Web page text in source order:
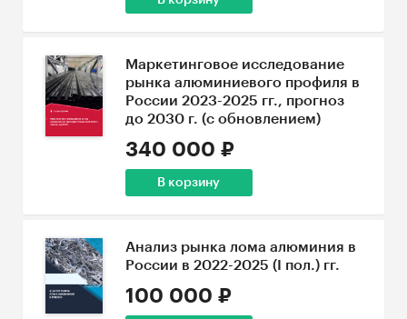
Маркетинговое исследование
рынка алюминиевого профиля в
России 2023-2025 гг., прогноз
до 2030 г. (с обновлением)
340 000 ₽
В корзину
Анализ рынка лома алюминия в
России в 2022-2025 (I пол.) гг.
100 000 ₽